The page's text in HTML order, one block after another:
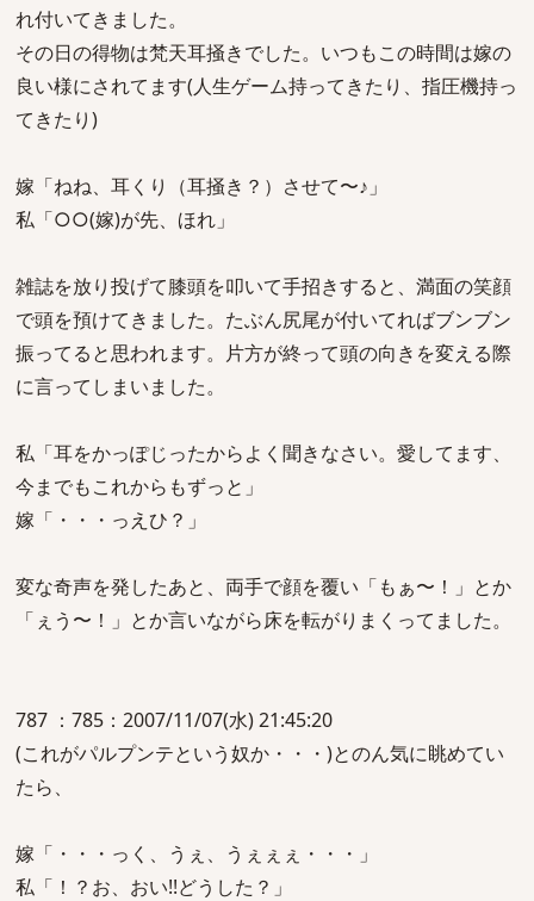
れ付いてきました。
その日の得物は梵天耳掻きでした。いつもこの時間は嫁の
良い様にされてます(人生ゲーム持ってきたり、指圧機持っ
てきたり)
嫁「ねね、耳くり（耳掻き？）させて〜♪」
私「○○(嫁)が先、ほれ」
雑誌を放り投げて膝頭を叩いて手招きすると、満面の笑顔
で頭を預けてきました。たぶん尻尾が付いてればブンブン
振ってると思われます。片方が終って頭の向きを変える際
に言ってしまいました。
私「耳をかっぽじったからよく聞きなさい。愛してます、
今までもこれからもずっと」
嫁「・・・っえひ？」
変な奇声を発したあと、両手で顔を覆い「もぁ〜！」とか
「ぇう〜！」とか言いながら床を転がりまくってました。
787 ：785：2007/11/07(水) 21:45:20
(これがパルプンテという奴か・・・)とのん気に眺めてい
たら、
嫁「・・・っく、うぇ、うぇぇぇ・・・」
私「！？お、おい!!どうした？」